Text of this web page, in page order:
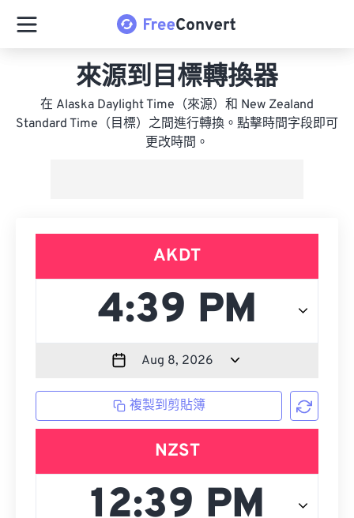
來源到目標轉換器
在 Alaska Daylight Time（來源）和 New Zealand
Standard Time（目標）之間進行轉換。點擊時間字段即可
更改時間。
AKDT
複製到剪貼簿
NZST